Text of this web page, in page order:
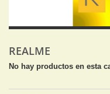
REALME
No hay productos en esta